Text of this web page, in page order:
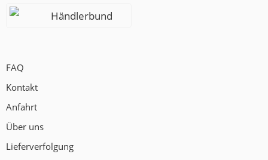
Händlerbund
FAQ
Kontakt
Anfahrt
Über uns
Lieferverfolgung